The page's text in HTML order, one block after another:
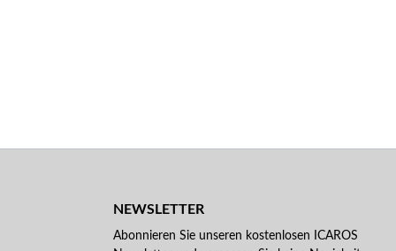
NEWSLETTER
Abonnieren Sie unseren kostenlosen ICAROS